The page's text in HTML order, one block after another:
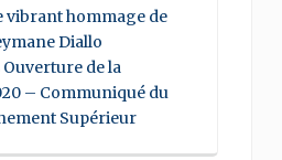
vibrant hommage de
Diallo
Ouverture de la
– Communiqué du
Supérieur